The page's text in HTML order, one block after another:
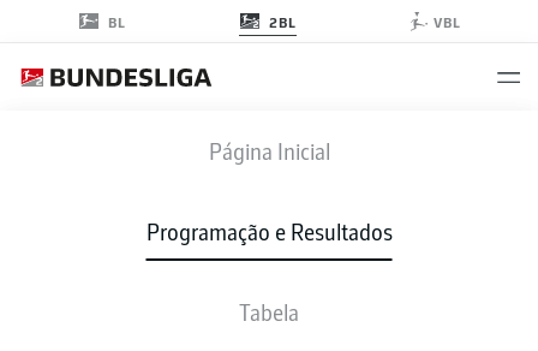
BL 2BL VBL
Página Inicial
Programação e Resultados
Tabela
SGF KSC
2 2
ESCALAÇÕES